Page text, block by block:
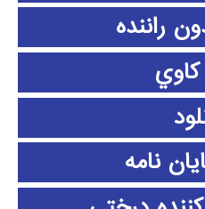
راننده
كاوي
نامه